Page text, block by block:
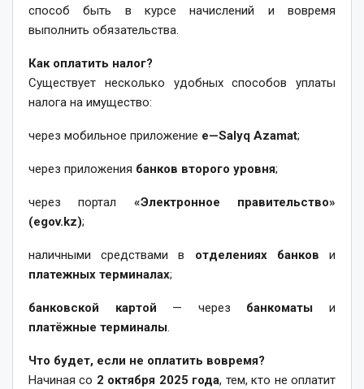
способ быть в курсе начислений и вовремя
выполнить обязательства.
Как оплатить налог?
Существует несколько удобных способов уплаты
налога на имущество:
через мобильное приложение e—Salyq Azamat;
через приложения банков второго уровня;
через портал «Электронное правительство»
(egov.kz);
наличными средствами в отделениях банков и
платежных терминалах;
банковской картой — через банкоматы и
платёжные терминалы.
Что будет, если не оплатить вовремя?
Начиная со 2 октября 2025 года, тем, кто не оплатит